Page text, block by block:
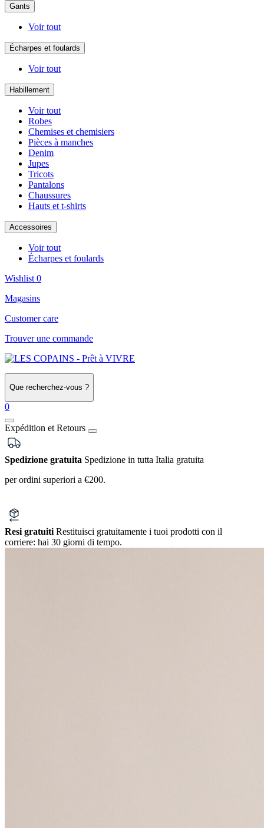
Gants
Voir tout
Écharpes et foulards
Voir tout
Habillement
Voir tout
Robes
Chemises et chemisiers
Pièces à manches
Denim
Jupes
Tricots
Pantalons
Chaussures
Hauts et t-shirts
Accessoires
Voir tout
Écharpes et foulards
Wishlist 0
Magasins
Customer care
Trouver une commande
Que recherchez-vous ?
0
Expédition et Retours
Spedizione gratuita Spedizione in tutta Italia gratuita
per ordini superiori a €200.
Resi gratuiti Restituisci gratuitamente i tuoi prodotti con il
corriere: hai 30 giorni di tempo.